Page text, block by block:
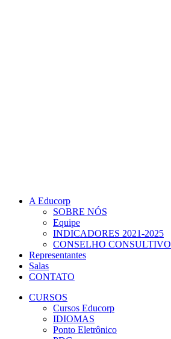
A Educorp
SOBRE NÓS
Equipe
INDICADORES 2021-2025
CONSELHO CONSULTIVO
Representantes
Salas
CONTATO
CURSOS
Cursos Educorp
IDIOMAS
Ponto Eletrônico